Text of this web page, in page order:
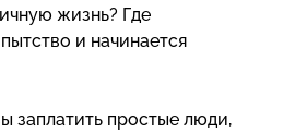
жизнь? Где
и начинается
заплатить простые люди,